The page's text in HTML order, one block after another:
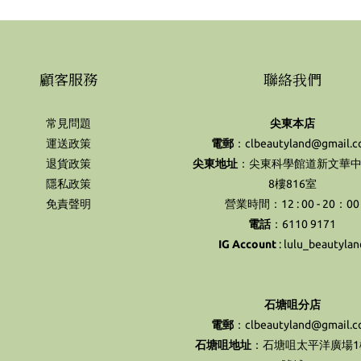
顧客服務
常見問題
運送政策
退貨政策
隱私政策
免責聲明
聯絡我們
尖東本店
電郵：
尖東地址 ：尖東科學館道新文華
8樓816室
營業時間：12 : 00 - 20：00
電話：6110 9171
IG Account :
石塘咀分店
電郵：
石塘咀地址：石塘咀太平洋廣場